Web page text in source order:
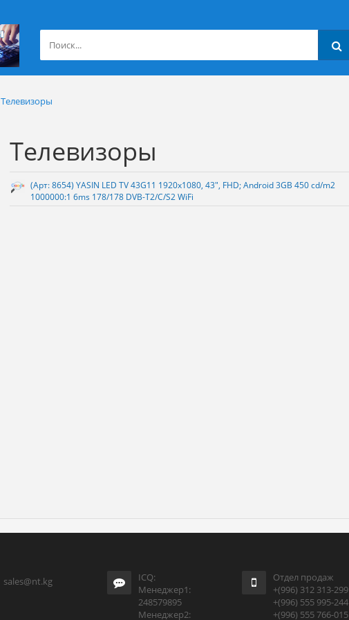
Телевизоры
Телевизоры
(Арт: 8654) YASIN LED TV 43G11 1920х1080, 43", FHD; Android 3GB 450 cd/m2
1000000:1 6ms 178/178 DVB-T2/C/S2 WiFi
sales@nt.kg
ICQ:
Менеджер1:
248579895
Менеджер2:
Отдел продаж
+(996) 312 313-299
+(996) 555 995-244
+(996) 555 766-015